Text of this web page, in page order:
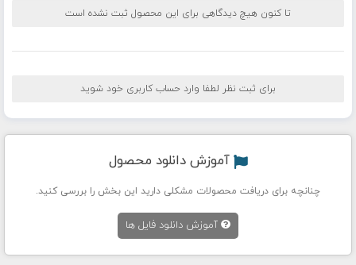
تا کنون هیچ دیدگاهی برای این محصول ثبت نشده است
برای ثبت نظر لطفا وارد حساب کاربری خود شوید
آموزش دانلود محصول
چنانچه برای دریافت محصولات مشکلی دارید این بخش را بررسی کنید.
آموزش دانلود فایل ها